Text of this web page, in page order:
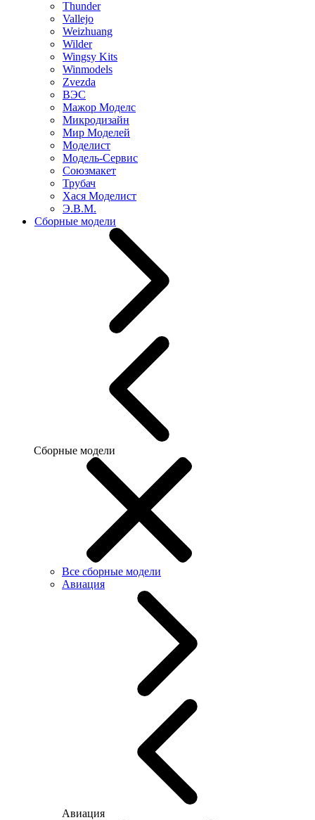
Thunder
Vallejo
Weizhuang
Wilder
Wingsy Kits
Winmodels
Zvezda
ВЭС
Мажор Моделс
Микродизайн
Мир Моделей
Моделист
Модель-Сервис
Союзмакет
Трубач
Хася Моделист
Э.В.М.
Сборные модели
Сборные модели
Все сборные модели
Авиация
Авиация